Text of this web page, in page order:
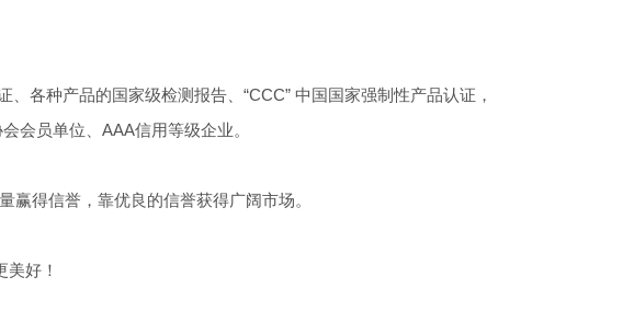
各种产品的国家级检测报告、“CCC” 中国国家强制性产品认证，
会员单位、AAA信用等级企业。
得信誉，靠优良的信誉获得广阔市场。
美好！